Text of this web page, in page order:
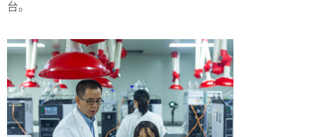
台。